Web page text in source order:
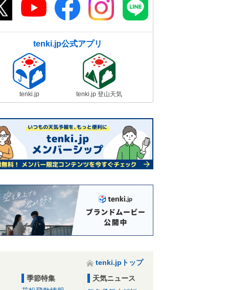
tenki.jp公式アプリ
tenki.jp tenki.jp 登山天気
tenki.jpトップ
季節特集
天気ニュース